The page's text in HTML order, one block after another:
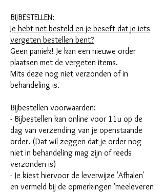
BIJBESTELLEN:
Je hebt net besteld en je beseft dat je iets
vergeten bestellen bent?
Geen paniek! Je kan een nieuwe order
plaatsen met de vergeten items.
Mits deze nog niet verzonden of in
behandeling is.
Bijbestellen voorwaarden:
- Bijbestellen kan online voor 11u op de
dag van verzending van je openstaande
order. (Dat wil zeggen dat je order nog
niet in behandeling mag zijn of reeds
verzonden is)
- Je kiest hiervoor de leverwijze 'Afhalen'
en vermeld bij de opmerkingen 'meeleveren